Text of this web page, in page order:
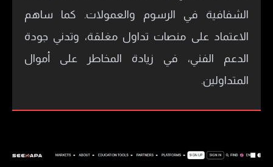
الشفافية في الرسوم والعمولات. كما ساهم
الاعتماد على منصات تداول مغلقة، وتدني جودة
الدعم الفني، في زيادة المخاطر على أموال
المتداولين.